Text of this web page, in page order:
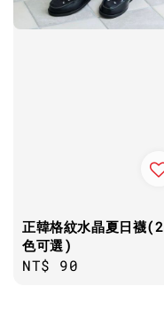
正韓格紋水晶夏日襪(2
色可選)
Regular
NT$ 90